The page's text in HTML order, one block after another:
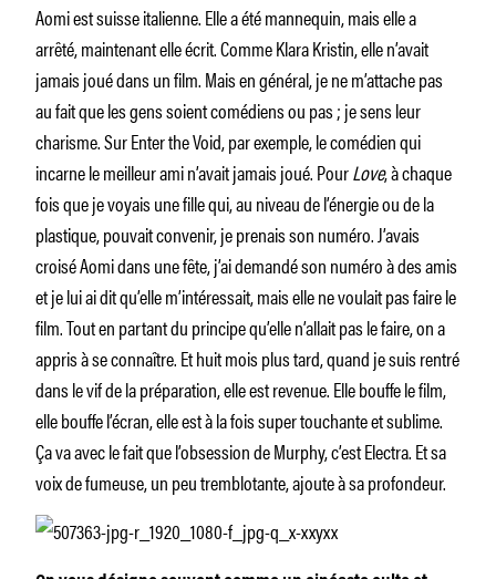
Aomi est suisse italienne. Elle a été mannequin, mais elle a
arrêté, maintenant elle écrit. Comme Klara Kristin, elle n’avait
jamais joué dans un film. Mais en général, je ne m’attache pas
au fait que les gens soient comédiens ou pas ; je sens leur
charisme. Sur Enter the Void, par exemple, le comédien qui
incarne le meilleur ami n’avait jamais joué. PourLove, à chaque
fois que je voyais une fille qui, au niveau de l’énergie ou de la
plastique, pouvait convenir, je prenais son numéro. J’avais
croisé Aomi dans une fête, j’ai demandé son numéro à des amis
et je lui ai dit qu’elle m’intéressait, mais elle ne voulait pas faire le
film. Tout en partant du principe qu’elle n’allait pas le faire, on a
appris à se connaître. Et huit mois plus tard, quand je suis rentré
dans le vif de la préparation, elle est revenue. Elle bouffe le film,
elle bouffe l’écran, elle est à la fois super touchante et sublime.
Ça va avec le fait que l’obsession de Murphy, c’est Electra. Et sa
voix de fumeuse, un peu tremblotante, ajoute à sa profondeur.